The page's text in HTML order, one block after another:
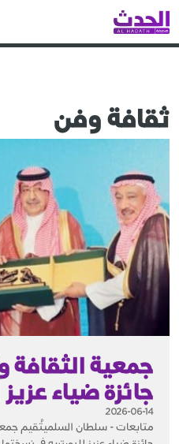
ثقافة وفن
جمعية الثقافة
جائزة ضياء عزيز
2026-06-14
متابعات - سلطان السلمي ​تُقيم